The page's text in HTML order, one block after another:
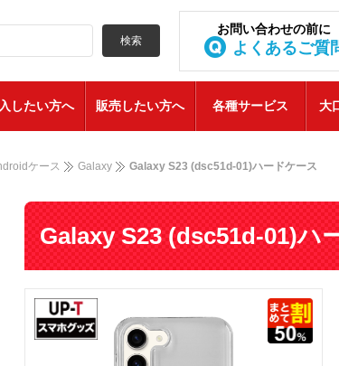
検索
お問い合わせの前に
よくあるご質
したい方へ 販売したい方へ 各種サービス 大
ケース Galaxy Galaxy S23 (dsc51d-01)ハードケース
Galaxy S23 (dsc51d-01)ハ